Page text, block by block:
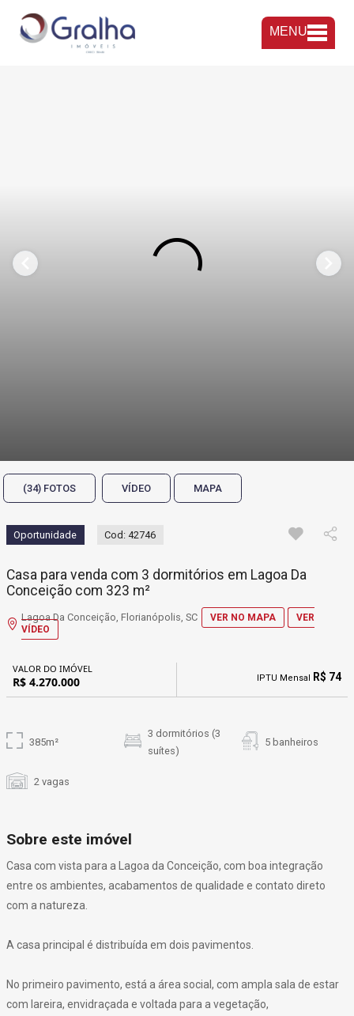
MENU
(34) FOTOS VÍDEO MAPA
Oportunidade Cod: 42746
Casa para venda com 3 dormitórios em Lagoa Da
Conceição com 323 m²
Lagoa Da Conceição, Florianópolis, SC VER NO MAPA
VER
VÍDEO
VALOR DO IMÓVEL
R$ 4.270.000 IPTU Mensal R$ 74
385m²
3 dormitórios (3
suítes)
5 banheiros
2 vagas
Sobre este imóvel
Casa com vista para a Lagoa da Conceição, com boa integração
entre os ambientes, acabamentos de qualidade e contato direto
com a natureza.
A casa principal é distribuída em dois pavimentos.
No primeiro pavimento, está a área social, com ampla sala de estar
com lareira, envidraçada e voltada para a vegetação,